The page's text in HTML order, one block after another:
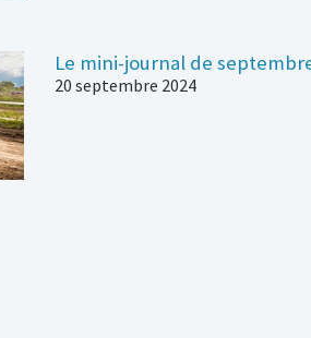
Le mini-journal de
20 septembre 2024